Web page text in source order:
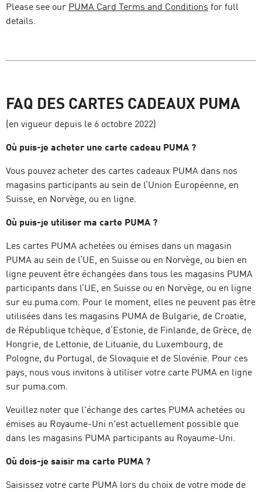
Please see our PUMA Card Terms and Conditions for full
details.
FAQ DES CARTES CADEAUX PUMA
(en vigueur depuis le 6 octobre 2022)
Où puis-je acheter une carte cadeau PUMA ?
Vous pouvez acheter des cartes cadeaux PUMA dans nos
magasins participants au sein de l’Union Européenne, en
Suisse, en Norvège, ou en ligne.
Où puis-je utiliser ma carte PUMA ?
Les cartes PUMA achetées ou émises dans un magasin
PUMA au sein de l’UE, en Suisse ou en Norvège, ou bien en
ligne peuvent être échangées dans tous les magasins PUMA
participants dans l’UE, en Suisse ou en Norvège, ou en ligne
sur eu.puma.com. Pour le moment, elles ne peuvent pas être
utilisées dans les magasins PUMA de Bulgarie, de Croatie,
de République tchèque, d’Estonie, de Finlande, de Grèce, de
Hongrie, de Lettonie, de Lituanie, du Luxembourg, de
Pologne, du Portugal, de Slovaquie et de Slovénie. Pour ces
pays, nous vous invitons à utiliser votre carte PUMA en ligne
sur puma.com.
Veuillez noter que l'échange des cartes PUMA achetées ou
émises au Royaume-Uni n'est actuellement possible que
dans les magasins PUMA participants au Royaume-Uni.
Où dois-je saisir ma carte PUMA ?
Saisissez votre carte PUMA lors du choix de votre mode de